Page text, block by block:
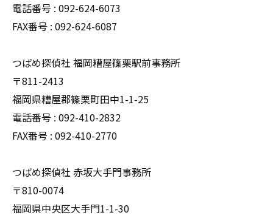
電話番号 : 092-624-6073
FAX番号 : 092-624-6087
つばめ探偵社 福岡糟屋篠栗駅前事務所
〒811-2413
福岡県糟屋郡篠栗町田中1-1-25
電話番号 : 092-410-2832
FAX番号 : 092-410-2770
つばめ探偵社 赤坂大手門事務所
〒810-0074
福岡県中央区大手門1-1-30